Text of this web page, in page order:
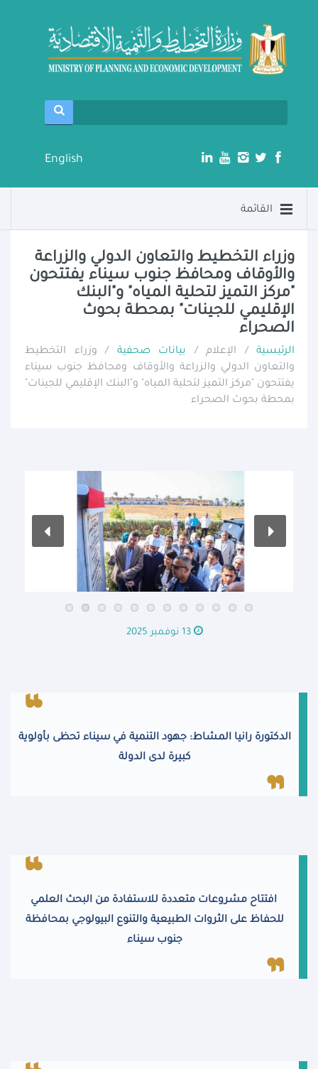
English
القائمة
وزراء التخطيط والتعاون الدولي والزراعة
والأوقاف ومحافظ جنوب سيناء يفتتحون
"مركز التميز لتحلية المياه" و"البنك
الإقليمي للجينات" بمحطة بحوث
الصحراء
الرئيسية / الإعلام / بيانات صحفية / وزراء التخطيط
والتعاون الدولي والزراعة والأوقاف ومحافظ جنوب سيناء
يفتتحون "مركز التميز لتحلية المياه" و"البنك الإقليمي للجينات"
بمحطة بحوث الصحراء
13 نوفمبر 2025
الدكتورة رانيا المشاط: جهود التنمية في سيناء تحظى بأولوية
كبيرة لدى الدولة
افتتاح مشروعات متعددة للاستفادة من البحث العلمي
للحفاظ على الثروات الطبيعية والتنوع البيولوجي بمحافظة
جنوب سيناء